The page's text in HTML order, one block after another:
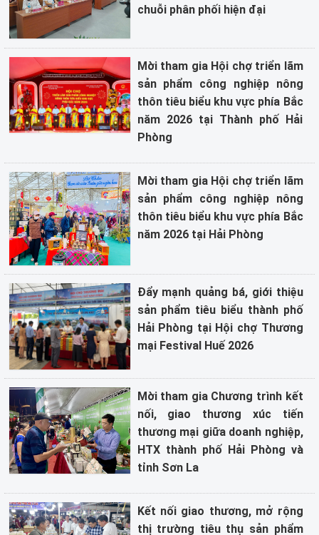
chuỗi phân phối hiện đại
Mời tham gia Hội chợ triển lãm
sản phẩm công nghiệp nông
thôn tiêu biểu khu vực phía Bắc
năm 2026 tại Thành phố Hải
Phòng
Mời tham gia Hội chợ triển lãm
sản phẩm công nghiệp nông
thôn tiêu biểu khu vực phía Bắc
năm 2026 tại Hải Phòng
Đẩy mạnh quảng bá, giới thiệu
sản phẩm tiêu biểu thành phố
Hải Phòng tại Hội chợ Thương
mại Festival Huế 2026
Mời tham gia Chương trình kết
nối, giao thương xúc tiến
thương mại giữa doanh nghiệp,
HTX thành phố Hải Phòng và
tỉnh Sơn La
Kết nối giao thương, mở rộng
thị trường tiêu thụ sản phẩm